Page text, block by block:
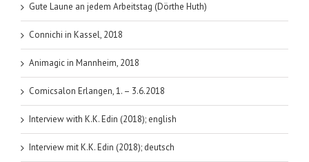
Gute Laune an jedem Arbeitstag (Dörthe Huth)
Connichi in Kassel, 2018
Animagic in Mannheim, 2018
Comicsalon Erlangen, 1. – 3.6.2018
Interview with K.K. Edin (2018); english
Interview mit K.K. Edin (2018); deutsch